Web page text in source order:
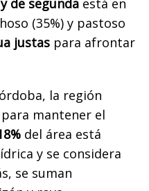
de segunda está en
(35%) y pastoso
justas para afrontar
la región
para mantener el
del área está
y se considera
se suman